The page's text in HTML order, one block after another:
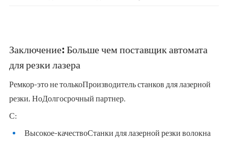
Заключение: Больше чем поставщик автомата
для резки лазера
Ремкор-это не толькоПроизводитель станков для лазерной
резки, НоДолгосрочный партнер.
С:
Высокое-качествоСтанки для лазерной резки волокна